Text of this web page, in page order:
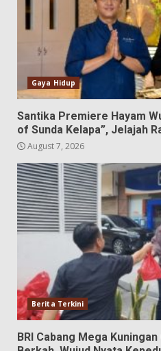
Gaya Hidup
Santika Premiere Hayam
of Sunda Kelapa”, Jelajah
August 7, 2026
Berita Terkini
BRI Cabang Mega